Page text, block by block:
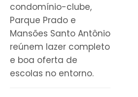
condomínio-clube,
Parque Prado e
Mansões Santo Antônio
reúnem lazer completo
e boa oferta de
escolas no entorno.